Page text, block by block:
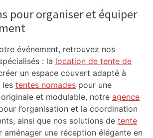
et à Tarbes, avec
dépasser le mur
quartiers populaires.
pour organiser et équiper
événement, retrouvez nos
: la location de tente de
un espace couvert adapté à
les tentes nomades pour une
et modulable, notre agence
l’organisation et la coordination
ainsi que nos solutions de tente
aménager une réception élégante en